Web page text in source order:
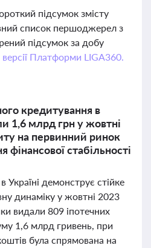
підсумок змісту
список першоджерел з
підсумок за добу
версії Платформи LIGA360.
кредитування в
1,6 млрд грн у жовтні
на первинний ринок
стабільності
Україні демонструє стійке
динаміку у жовтні 2023
видали 809 іпотечних
1,6 млрд гривень, при
була спрямована на